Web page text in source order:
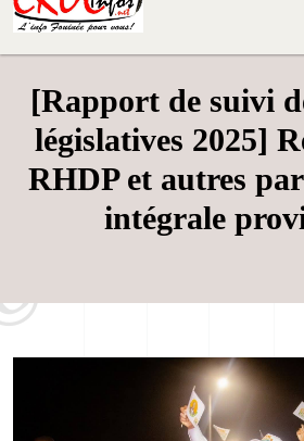
[Rapport de suivi
législatives 2025]
RHDP et autres
intégrale